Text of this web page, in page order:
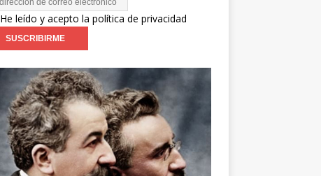
He leído y acepto la política de privacidad